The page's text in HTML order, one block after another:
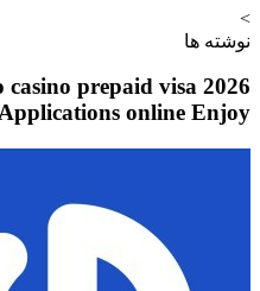
>
نوشته ها
casino prepaid visa 2026
online Enjoy